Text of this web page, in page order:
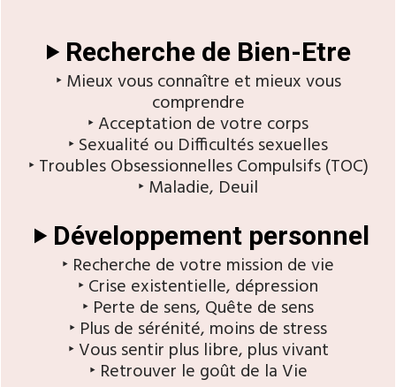
‣ Recherche de Bien-Etre
‣ Mieux vous connaître et mieux vous
comprendre
‣ Acceptation de votre corps
‣ Sexualité ou Difficultés sexuelles
‣ Troubles Obsessionnelles Compulsifs (TOC)
‣ Maladie, Deuil
‣ Développement personnel
‣ Recherche de votre mission de vie
‣ Crise existentielle, dépression
‣ Perte de sens, Quête de sens
‣ Plus de sérénité, moins de stress
‣ Vous sentir plus libre, plus vivant
‣ Retrouver le goût de la Vie